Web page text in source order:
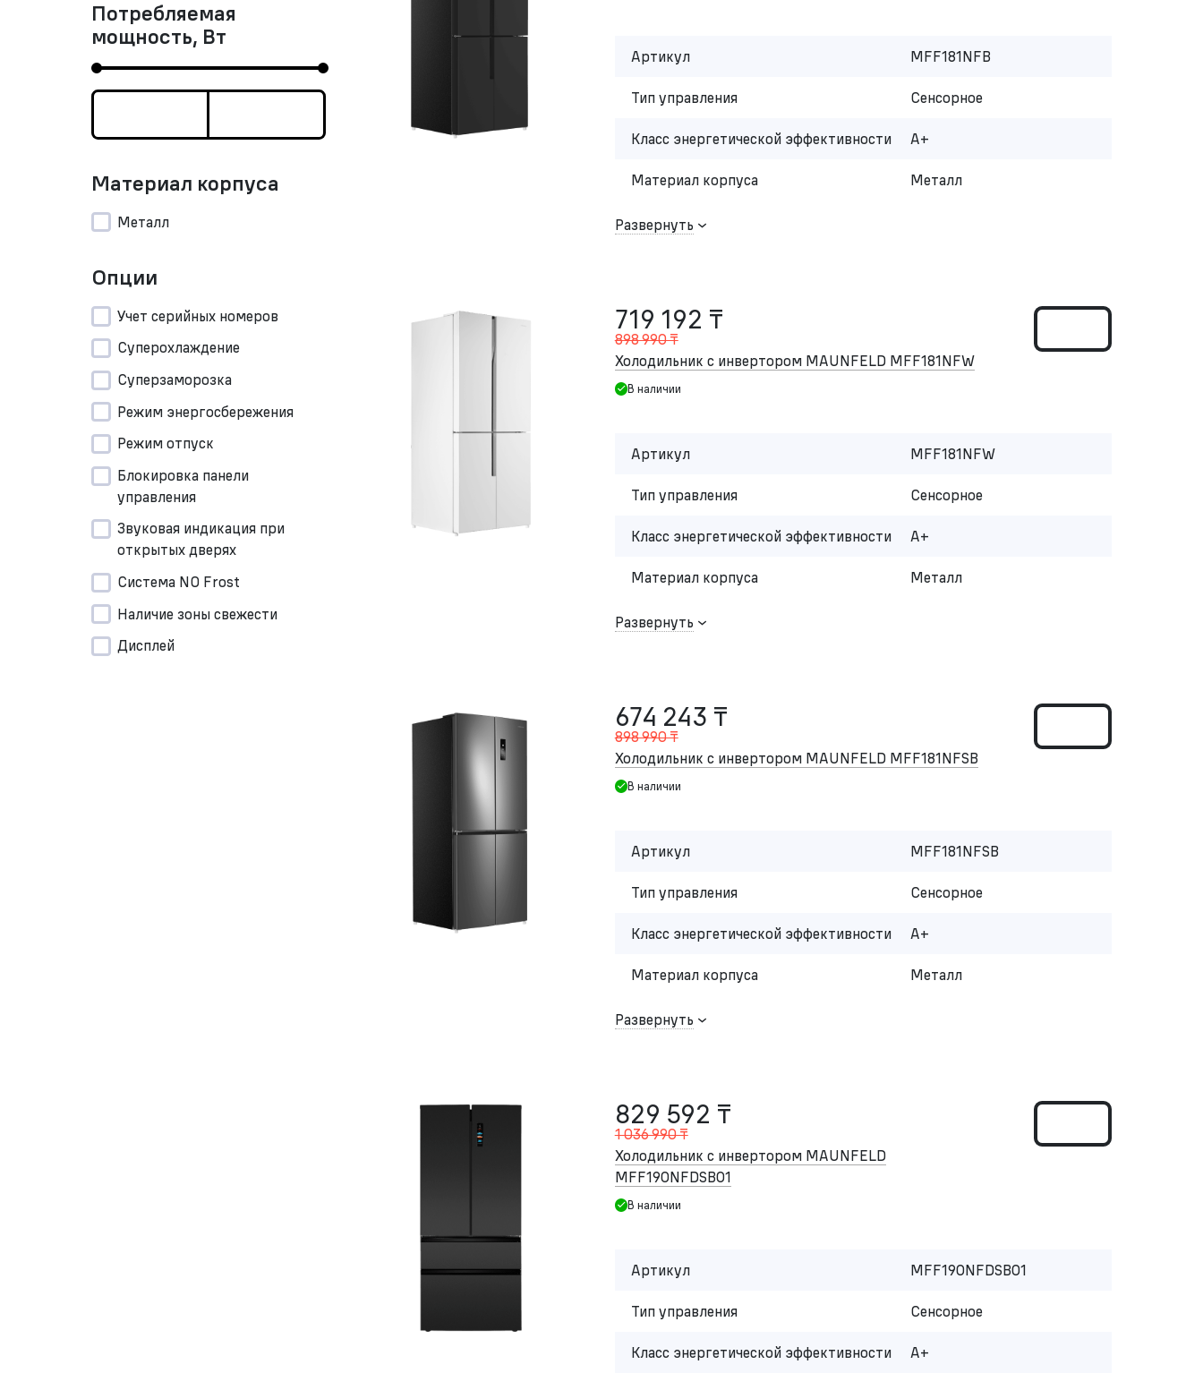
Потребляемая
мощность, Вт
Материал корпуса
Металл
Опции
Учет серийных номеров
Суперохлаждение
Суперзаморозка
Режим энергосбережения
Режим отпуск
Блокировка панели
управления
Звуковая индикация при
открытых дверях
Система NO Frost
Наличие зоны свежести
Дисплей
Артикул MFF181NFB
Тип управления Сенсорное
Класс энергетической эффективности A+
Материал корпуса Металл
Развернуть
719 192 ₸
898 990 ₸
Холодильник с инвертором MAUNFELD MFF181NFW
В наличии
Артикул MFF181NFW
Тип управления Сенсорное
Класс энергетической эффективности A+
Материал корпуса Металл
Развернуть
674 243 ₸
898 990 ₸
Холодильник с инвертором MAUNFELD MFF181NFSB
В наличии
Артикул MFF181NFSB
Тип управления Сенсорное
Класс энергетической эффективности A+
Материал корпуса Металл
Развернуть
829 592 ₸
1 036 990 ₸
Холодильник с инвертором MAUNFELD
MFF190NFDSB01
В наличии
Артикул MFF190NFDSB01
Тип управления Сенсорное
Класс энергетической эффективности A+